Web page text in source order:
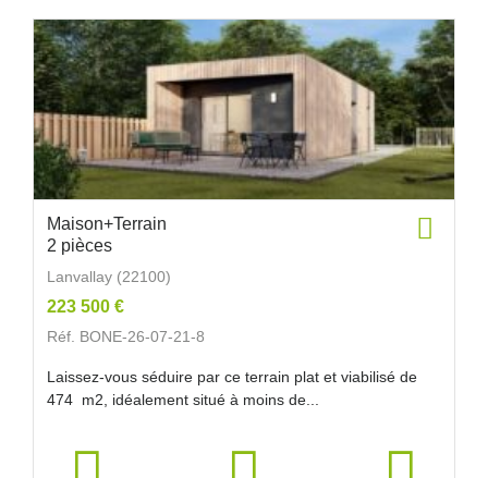
Maison+Terrain
2 pièces
Lanvallay (22100)
223 500 €
Réf. BONE-26-07-21-8
Laissez-vous séduire par ce terrain plat et viabilisé de
474 m2, idéalement situé à moins de...